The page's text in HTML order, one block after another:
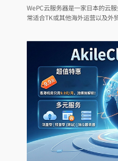
WePC云服务器是一家日本的云
常适合TK或其他海外运营以及外